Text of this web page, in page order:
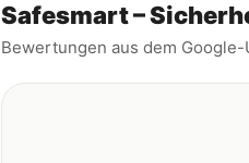
Safesmart –
Bewertungen aus dem